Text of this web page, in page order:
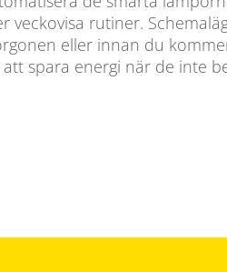
veckovisa rutiner.
eller innan du
spara energi när de inte